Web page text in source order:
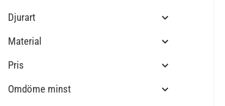
Djurart
Material
Pris
Omdöme minst